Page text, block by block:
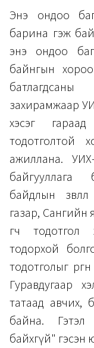
Энэ ондоо
барина гэж
энэ ондоо
байнгын хороо
захирамжаар
хэсэг
тодотголтой
ажиллана.
байгууллага
байдлын
газар, Сангийн
өгч тодотгол
тодорхой
тодотголыг
Гуравдугаар
татаад авчих,
байна. Гэтэл
байхгүй" гэсэн